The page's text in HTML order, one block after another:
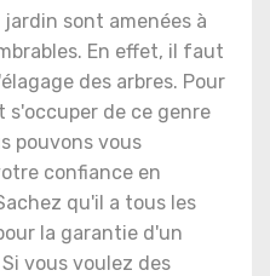
sont amenées à
En effet, il faut
des arbres. Pour
s'occuper de ce genre
pouvons vous
confiance en
qu'il a tous les
la garantie d'un
vous voulez des